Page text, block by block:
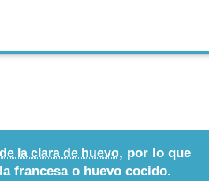
la clara de huevo, por lo que
francesa o huevo cocido.